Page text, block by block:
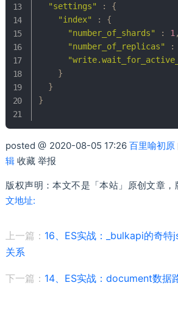
"settings"
:
{
"index"
:
{
"number_of_shards"
: 1 ,
"number_of_replicas"
:
}
}
}
posted @ 2020-08-05 17:26 百里喻初原
辑 收藏 举报
版权声明：本文不是「本站」原创文章，
文地址:
上一篇： 16、ES实战：_bulkapi的奇特
关系
下一篇： 14、ES实战：document数据